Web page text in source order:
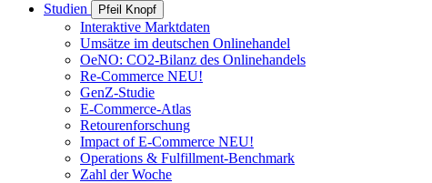
Studien
Pfeil Knopf
Interaktive Marktdaten
Umsätze im deutschen Onlinehandel
OeNO: CO2-Bilanz des Onlinehandels
Re-Commerce NEU!
GenZ-Studie
E-Commerce-Atlas
Retourenforschung
Impact of E-Commerce NEU!
Operations & Fulfillment-Benchmark
Zahl der Woche